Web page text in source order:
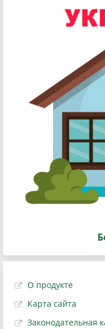
О продукте
Карта сайта
Законодательная